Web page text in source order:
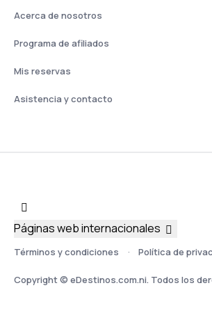
Acerca de nosotros
Programa de afiliados
Mis reservas
Asistencia y contacto
Términos y condiciones Política de
Copyright © eDestinos.com.ni. Todos los
Páginas web internacionales